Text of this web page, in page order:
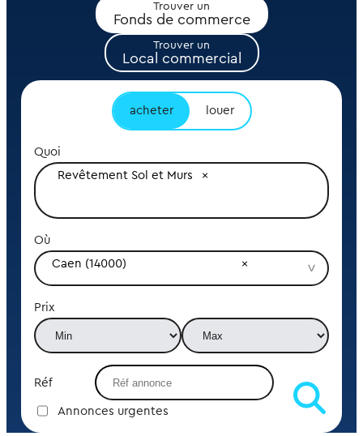
Trouver un
Fonds de commerce
Trouver un
Local commercial
acheter louer
Quoi
Revêtement Sol et Murs
Où
Caen (14000)
Prix
Réf
Annonces urgentes